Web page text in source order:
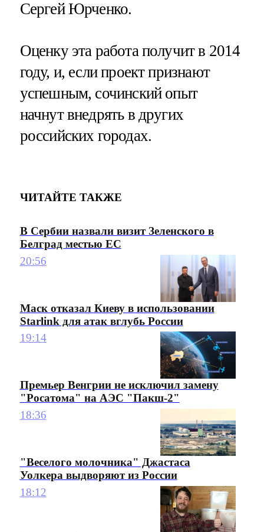
Сергей Юрченко.
Оценку эта работа получит в 2014
году, и, если проект признают
успешным, сочинский опыт
начнут внедрять в других
российских городах.
ЧИТАЙТЕ ТАКЖЕ
В Сербии назвали визит Зеленского в
Белград местью ЕС
20:56
Маск отказал Киеву в использовании
Starlink для атак вглубь России
19:14
Премьер Венгрии не исключил замену
"Росатома" на АЭС "Пакш-2"
18:36
"Веселого молочника" Джастаса
Уолкера выдворяют из России
18:12